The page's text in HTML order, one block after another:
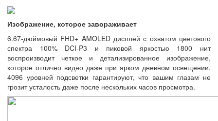
Изображение, которое завораживает
6.67-дюймовый FHD+ AMOLED дисплей с охватом цветового
спектра 100% DCI-P3 и пиковой яркостью 1800 нит
воспроизводит четкое и детализированное изображение,
которое отлично видно даже при ярком дневном освещении.
4096 уровней подсветки гарантируют, что вашим глазам не
грозит усталость даже после нескольких часов просмотра.